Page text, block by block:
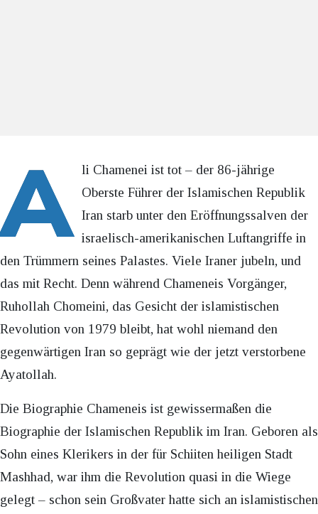
A
li Chamenei ist tot – der 86-jährige
Oberste Führer der Islamischen Republik
Iran starb unter den Eröffnungssalven der
israelisch-amerikanischen Luftangriffe in
den Trümmern seines Palastes. Viele Iraner jubeln, und
das mit Recht. Denn während Chameneis Vorgänger,
Ruhollah Chomeini, das Gesicht der islamistischen
Revolution von 1979 bleibt, hat wohl niemand den
gegenwärtigen Iran so geprägt wie der jetzt verstorbene
Ayatollah.
Die Biographie Chameneis ist gewissermaßen die
Biographie der Islamischen Republik im Iran. Geboren als
Sohn eines Klerikers in der für Schiiten heiligen Stadt
Mashhad, war ihm die Revolution quasi in die Wiege
gelegt – schon sein Großvater hatte sich an islamistischen